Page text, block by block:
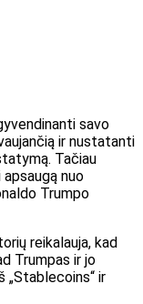
savo
ir nustatanti
Tačiau
nuo
Trumpo
reikalauja, kad
Trumpas ir jo
„Stablecoins“ ir